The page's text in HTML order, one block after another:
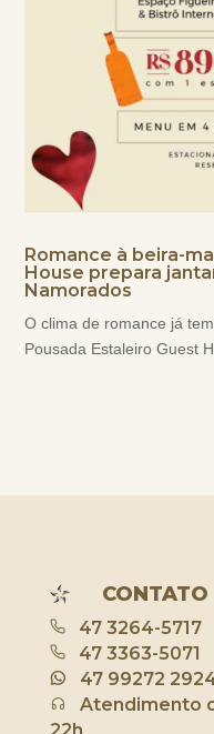
Romance à beira-
House prepara
Namorados
O clima de romance já
Pousada Estaleiro Guest
CONTATO
47 3264-5717
47 3363-5071
47 99272
Atendimento
22h